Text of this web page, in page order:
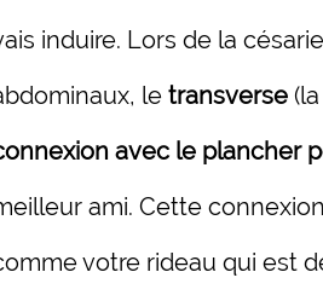
induire. Lors de la
le transverse
avec le plancher
ami. Cette
votre rideau qui est